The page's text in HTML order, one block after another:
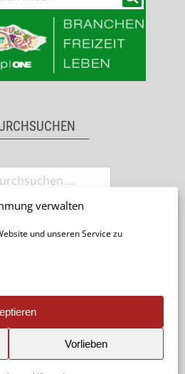
verwalten
und unseren Service zu
Vorlieben